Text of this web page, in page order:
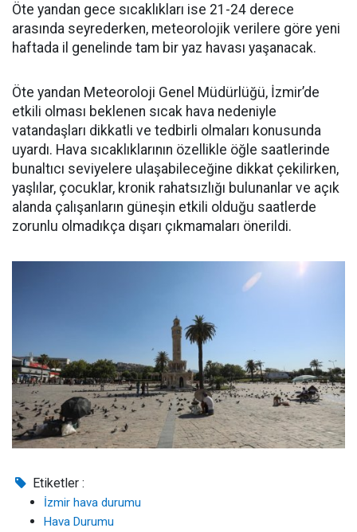
Öte yandan gece sıcaklıkları ise 21-24 derece
arasında seyrederken, meteorolojik verilere göre yeni
haftada il genelinde tam bir yaz havası yaşanacak.
Öte yandan Meteoroloji Genel Müdürlüğü, İzmir’de
etkili olması beklenen sıcak hava nedeniyle
vatandaşları dikkatli ve tedbirli olmaları konusunda
uyardı. Hava sıcaklıklarının özellikle öğle saatlerinde
bunaltıcı seviyelere ulaşabileceğine dikkat çekilirken,
yaşlılar, çocuklar, kronik rahatsızlığı bulunanlar ve açık
alanda çalışanların güneşin etkili olduğu saatlerde
zorunlu olmadıkça dışarı çıkmamaları önerildi.
Etiketler :
İzmir hava durumu
Hava Durumu